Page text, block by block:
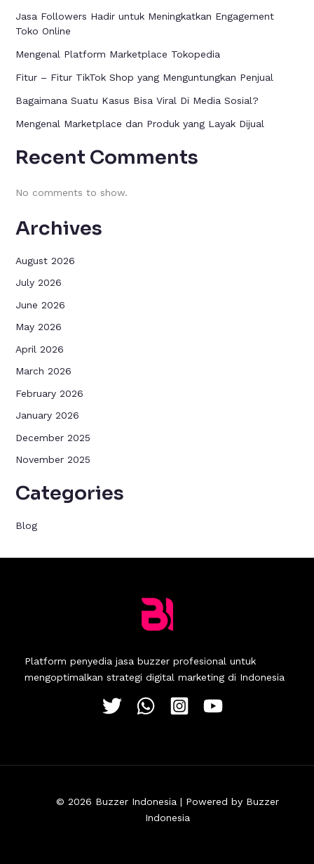
Jasa Followers Hadir untuk Meningkatkan Engagement
Toko Online
Mengenal Platform Marketplace Tokopedia
Fitur – Fitur TikTok Shop yang Menguntungkan Penjual
Bagaimana Suatu Kasus Bisa Viral Di Media Sosial?
Mengenal Marketplace dan Produk yang Layak Dijual
Recent Comments
No comments to show.
Archives
August 2026
July 2026
June 2026
May 2026
April 2026
March 2026
February 2026
January 2026
December 2025
November 2025
Categories
Blog
Platform penyedia jasa buzzer profesional untuk
mengoptimalkan strategi digital marketing di Indonesia
© 2026 Buzzer Indonesia | Powered by Buzzer
Indonesia